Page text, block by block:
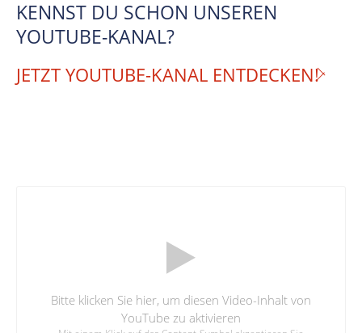
KENNST DU SCHON UNSEREN
YOUTUBE-KANAL?
JETZT YOUTUBE-KANAL ENTDECKEN!
Bitte klicken Sie hier, um diesen Video-Inhalt von
YouTube zu aktivieren